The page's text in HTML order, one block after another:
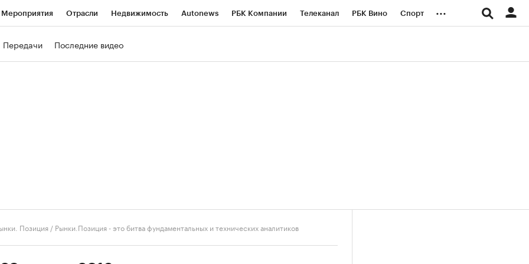
Мероприятия Отрасли Недвижимость Autonews РБК Компании Телеканал РБК Вино Спорт ...
Передачи Последние видео
Позиция / Рынки.Позиция - это битва фундаментальных и технических аналитиков